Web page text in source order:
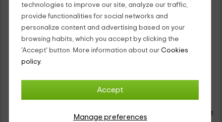
technologies to improve our site, analyze our traffic,
provide functionalities for social networks and
personalize content and advertising based on your
browsing habits, which you accept by clicking the
'Accept' button. More information about our Cookies
policy.
Accept
Manage preferences
Cabo De Palos, Murcia
0 reviews
Per rooms
10 rooms
19 people
10 bathrooms
Nuestra Casa rural, se localiza en Murcia en Cabo de Palos,
tiene su origen en un Antiguo Caserío datado en siglo XIX,
Cancellation 14 days before
23
person and night